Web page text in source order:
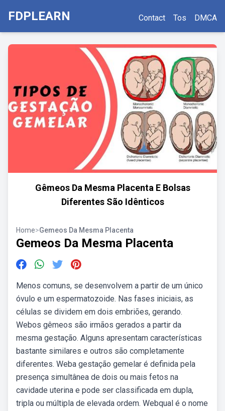
FDPLEARN Contact Tos DMCA
Gêmeos Da Mesma Placenta E Bolsas
Diferentes São Idênticos
Home>Gemeos Da Mesma Placenta
Gemeos Da Mesma Placenta
Menos comuns, se desenvolvem a partir de um único
óvulo e um espermatozoide. Nas fases iniciais, as
células se dividem em dois embriões, gerando.
Webos gêmeos são irmãos gerados a partir da
mesma gestação. Alguns apresentam características
bastante similares e outros são completamente
diferentes. Weba gestação gemelar é definida pela
presença simultânea de dois ou mais fetos na
cavidade uterina e pode ser classificada em dupla,
tripla ou múltipla de elevada ordem. Webqual é o nome